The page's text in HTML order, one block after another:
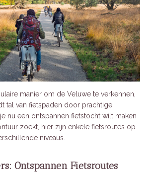
manier om de Veluwe te verkennen,
tal van fietspaden door prachtige
nu een ontspannen fietstocht wilt maken
zoekt, hier zijn enkele fietsroutes op
niveaus.
Ontspannen Fietsroutes